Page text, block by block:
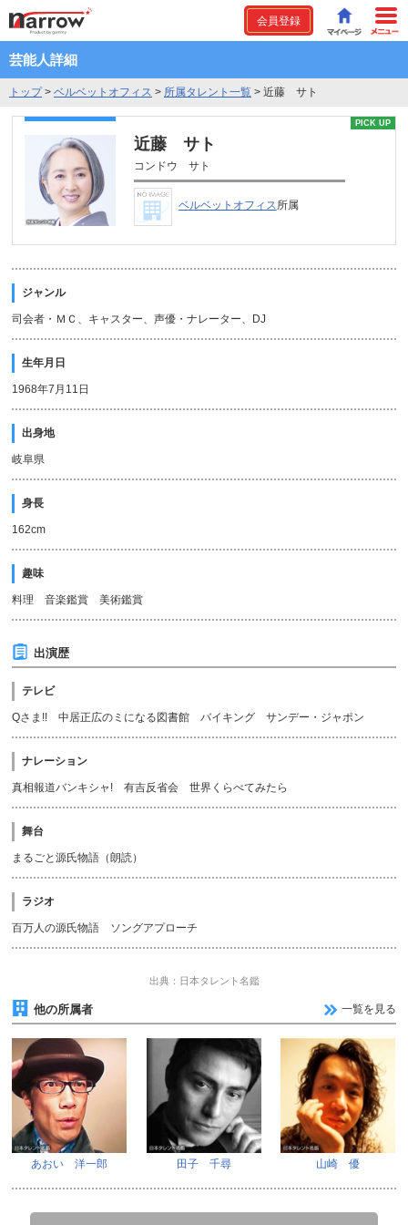
会員登録
芸能人詳細
トップ> ベルベットオフィス > 所属タレント一覧 > 近藤 サト
PICK UP
近藤 サト
コンドウ サト
ベルベットオフィス所属
ジャンル
司会者・ＭＣ、キャスター、声優・ナレーター、DJ
生年月日
1968年7月11日
出身地
岐阜県
身長
162cm
趣味
料理 音楽鑑賞 美術鑑賞
出演歴
テレビ
Qさま!! 中居正広のミになる図書館 バイキング サンデー・ジャポン
ナレーション
真相報道バンキシャ! 有吉反省会 世界くらべてみたら
舞台
まるごと源氏物語（朗読）
ラジオ
百万人の源氏物語 ソングアプローチ
出典：日本タレント名鑑
他の所属者 一覧を見る
あおい 洋一郎 田子 千尋 山崎 優